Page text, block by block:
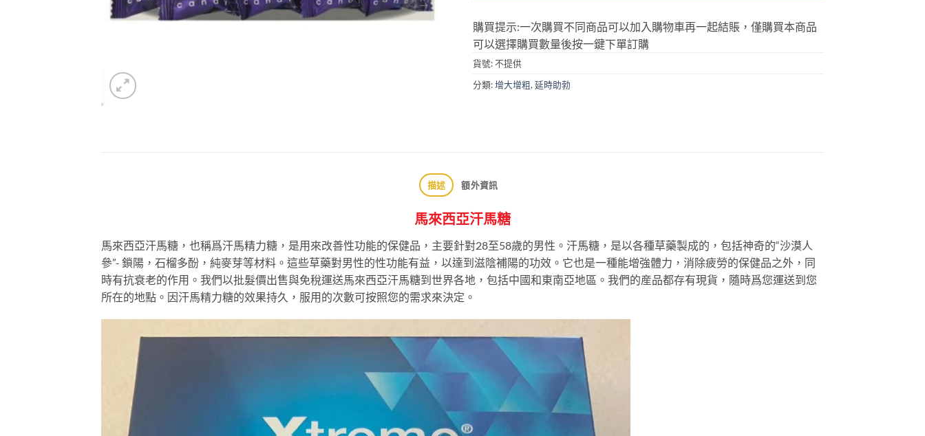
購買提示:一次購買不同商品可以加入購物車再一起結賬，僅購買本商品
可以選擇購買數量後按一鍵下單訂購
貨號:不提供
分類:增大增粗, 延時助勃
描述 額外資訊
馬來西亞汗馬糖
馬來西亞汗馬糖，也稱爲汗馬精力糖，是用來改善性功能的保健品，主要針對28至58歲的男性。汗馬糖，是以各種草藥製成的，包括神奇的“沙漠人
參”- 鎖陽，石榴多酚，純麥芽等材料。這些草藥對男性的性功能有益，以達到滋陰補陽的功效。它也是一種能增強體力，消除疲勞的保健品之外，同
時有抗衰老的作用。我們以批髮價出售與免稅運送馬來西亞汗馬糖到世界各地，包括中國和東南亞地區。我們的産品都存有現貨，隨時爲您運送到您
所在的地點。因汗馬精力糖的效果持久，服用的次數可按照您的需求來決定。